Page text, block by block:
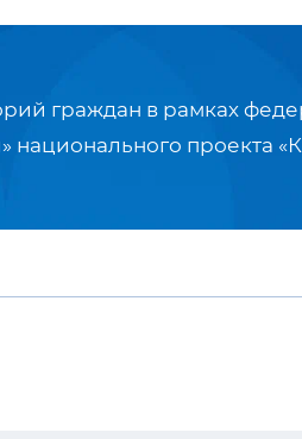
граждан в рамках
национального проекта